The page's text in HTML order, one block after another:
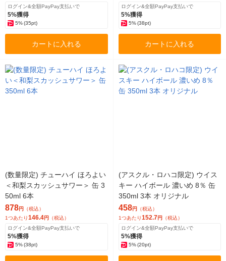
ログイン&全額PayPay支払いで
5%獲得
5%(35pt)
カートに入れる
ログイン&全額PayPay支払いで
5%獲得
5% (38pt)
カートに入れる
(数量限定) チューハイ ほろよい
＜和梨スカッシュサワー＞ 缶 3
50ml 6本
878円 （税込）
1つあたり146.4円 （税込）
ログイン&全額PayPay支払いで
5%獲得
5%(38pt)
(アスクル・ロハコ限定) ウイス
キー ハイボール 濃いめ 8％ 缶
350ml 3本 オリジナル
458円 （税込）
1つあたり152.7 円 （税込）
ログイン&全額PayPay支払いで
5%獲得
5% (20pt)